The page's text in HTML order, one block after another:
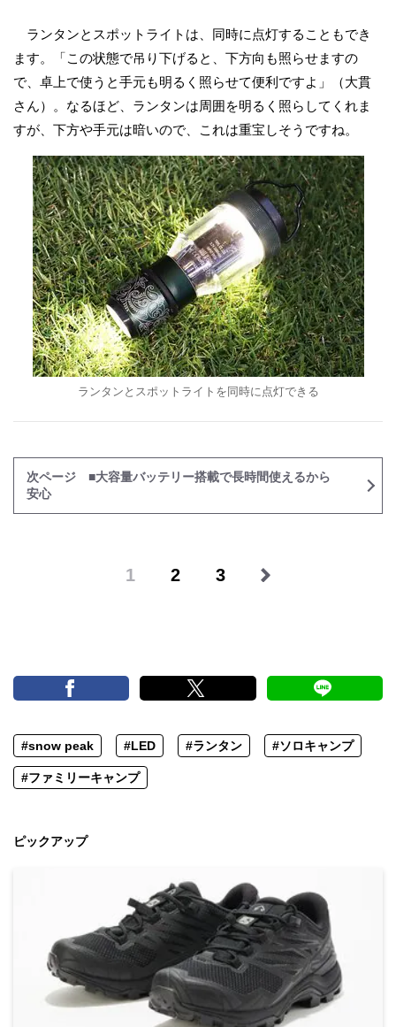
ランタンとスポットライトは、同時に点灯することもでき
ます。「この状態で吊り下げると、下方向も照らせますの
で、卓上で使うと手元も明るく照らせて便利ですよ」（大貫
さん）。なるほど、ランタンは周囲を明るく照らしてくれま
すが、下方や手元は暗いので、これは重宝しそうですね。
ランタンとスポットライトを同時に点灯できる
次ページ ■大容量バッテリー搭載で長時間使えるから
安心
1 2 3
#snow peak #LED #ランタン #ソロキャンプ
#ファミリーキャンプ
ピックアップ